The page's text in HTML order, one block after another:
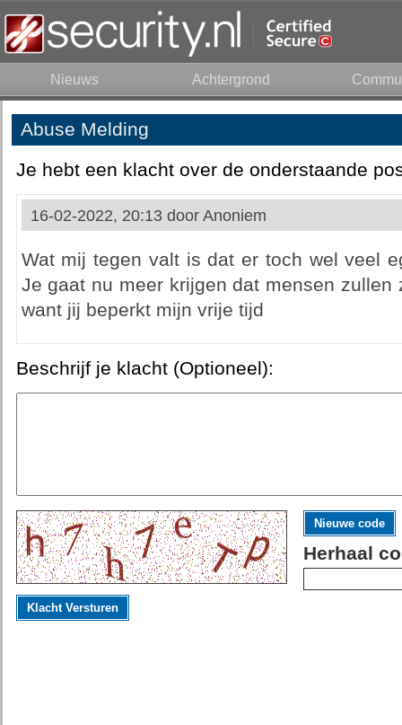
Nieuws Achtergrond
Abuse Melding
Je hebt een klacht over de onderstaande
16-02-2022, 20:13 door Anoniem
Wat mij tegen valt is dat er toch wel veel
Je gaat nu meer krijgen dat mensen
want jij beperkt mijn vrije tijd
Beschrijf je klacht (Optioneel):
Nieuwe code
Herhaal
Klacht Versturen